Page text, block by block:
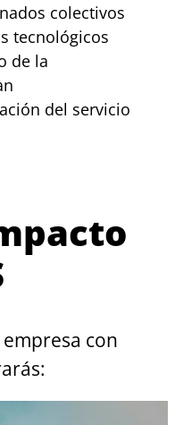
colectivos
tecnológicos
de la
del servicio
con